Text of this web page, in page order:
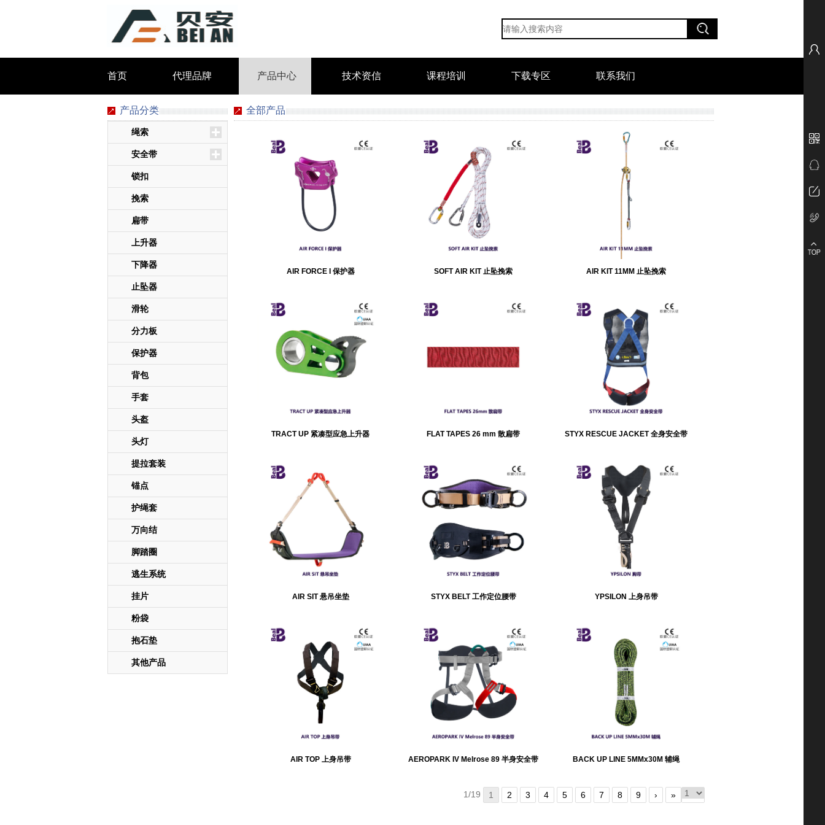
首页 代理品牌 产品中心 技术资信 课程培训 下载专区 联系我们
产品分类
绳索
安全带
锁扣
挽索
扁带
上升器
下降器
止坠器
滑轮
分力板
保护器
背包
手套
头盔
头灯
提拉套装
锚点
护绳套
万向结
脚踏圈
逃生系统
挂片
粉袋
抱石垫
其他产品
全部产品
AIR FORCE I 保护器 SOFT AIR KIT 止坠挽索 AIR KIT 11MM 止坠挽索
TRACT UP 紧凑型应急上升器 FLAT TAPES 26 mm 散扁带 STYX RESCUE JACKET 全身安全带
AIR SIT 悬吊坐垫 STYX BELT 工作定位腰带 YPSILON 上身吊带
AIR TOP 上身吊带 AEROPARK IV Melrose 89 半身安全带 BACK UP LINE 5MMx30M 辅绳
1/19 1 2 3 4 5 6 7 8 9 › »